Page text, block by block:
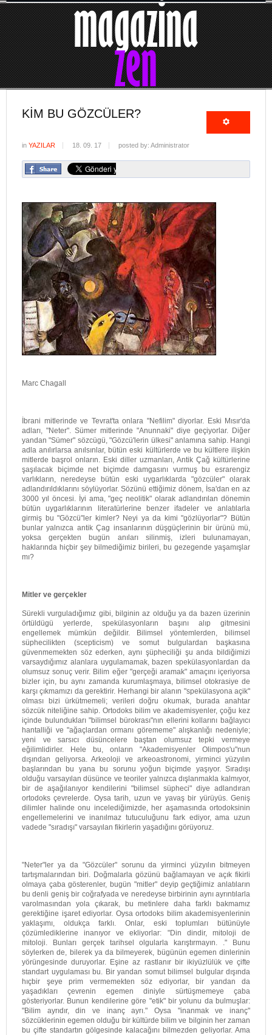
KIM BU GÖZCÜLER?
in YAZILAR 18. 09. 17 posted by: Administrator
Marc Chagall
İbrani mitlerinde ve Tevrat'ta onlara "Nefilim" diyorlar. Eski Mısır'da
adları, "Neter". Sümer mitlerinde "Anunnaki" diye geçiyorlar. Diğer
yandan "Sümer" sözcügü, "Gözcü'lerin ülkesi" anlamına sahip. Hangi
adla anılırlarsa anılsınlar, bütün eski kültürlerde ve bu kültlere ilişkin
mitlerde başrol onların. Eski diller uzmanları, Antik Çağ kültürlerine
şaşılacak biçimde net biçimde damgasını vurmuş bu esrarengiz
varlıkların, neredeyse bütün eski uygarlıklarda "gözcüler" olarak
adlandırıldıklarını söylüyorlar. Sözünü ettiğimiz dönem, İsa'dan en az
3000 yıl öncesi. İyi ama, "geç neolitik" olarak adlandırılan dönemin
bütün uygarlıklarının literatürlerine benzer ifadeler ve anlatılarla
girmiş bu "Gözcü"ler kimler? Neyi ya da kimi "gözlüyorlar"? Bütün
bunlar yalnızca antik Çag insanlarının düşgüçlerinin bir ürünü mü,
yoksa gerçekten bugün anıları silinmiş, izleri bulunamayan,
haklarında hiçbir şey bilmediğimiz birileri, bu gezegende yaşamışlar
mı?
Mitler ve gerçekler
Sürekli vurguladığımız gibi, bilginin az olduğu ya da bazen üzerinin
örtüldügü yerlerde, spekülasyonların başını alıp gitmesini
engellemek mümkün değildir. Bilimsel yöntemlerden, bilimsel
süphecilikten (scepticism) ve somut bulgulardan başkasına
güvenmemekten söz ederken, aynı şüpheciliği şu anda bildiğimizi
varsaydığımız alanlara uygulamamak, bazen spekülasyonlardan da
olumsuz sonuç verir. Bilim eğer "gerçeği aramak" amaçını içeriyorsa
bizler için, bu aynı zamanda kurumlaşmaya, bilimsel otokrasiye de
karşı çıkmamızı da gerektirir. Herhangi bir alanın "spekülasyona açik"
olması bizi ürkütmemeli; verileri doğru okumak, burada anahtar
sözcük niteliğine sahip. Ortodoks bilim ve akademisyenler, çoğu kez
içinde bulundukları "bilimsel bürokrası"nın ellerini kollarını bağlayıcı
hantalliği ve "ağaçlardan ormanı görememe" alışkanlığı nedeniyle;
yeni ve sarsıcı düsüncelere baştan olumsuz tepki vermeye
eğilimlidirler. Hele bu, onların "Akademisyenler Olimpos'u"nun
dışından geliyorsa. Arkeoloji ve arkeoastronomi, yirminci yüzyılın
başlarından bu yana bu sorunu yoğun biçimde yaşıyor. Sıradışı
olduğu varsayılan düsünce ve teoriler yalnızca dışlanmakla kalmıyor,
bir de aşağılanıyor kendilerini "bilimsel süpheci" diye adlandıran
ortodoks çevrelerde. Oysa tarih, uzun ve yavaş bir yürüyüs. Geniş
dilimler halinde onu incelediğimizde, her aşamasında ortodoksinin
engellemelerini ve inanılmaz tutuculuğunu fark ediyor, ama uzun
vadede "sıradışı" varsayılan fikirlerin yaşadığını görüyoruz.
"Neter"ler ya da "Gözcüler" sorunu da yirminci yüzyılın bitmeyen
tartışmalarından biri. Doğmalarla gözünü bağlamayan ve açık fikirli
olmaya çaba gösterenler, bugün "mitler" deyip geçtiğimiz anlatıların
bu denli geniş bir coğrafyada ve neredeyse birbirinin aynı ayrıntılarla
varolmasından yola çıkarak, bu metinlere daha farklı bakmamız
gerektiğine işaret ediyorlar. Oysa ortodoks bilim akademisyenlerinin
yaklaşımı, oldukça farklı. Onlar, eski toplumları bütünüyle
çözümlediklerine inanıyor ve ekliyorlar: "Din dindir, mitoloji de
mitoloji. Bunları gerçek tarihsel olgularla karıştırmayın. ." Bunu
söylerken de, bilerek ya da bilmeyerek, bügünün egemen dinlerinin
yörüngesinde duruyorlar. Eşine az rastlanır bir ikiyüzlülük ve çifte
standart uygulaması bu. Bir yandan somut bilimsel bulgular dışında
hıçbir şeye prim vermemekten söz ediyorlar, bir yandan da
yaşadıkları çevrenin egemen diniyle sürtüşmemeye çaba
gösteriyorlar. Bunun kendilerine göre "etik" bir yolunu da bulmuşlar:
"Bilim ayrıdır, din ve inanç ayrı." Oysa "inanmak ve inanç"
sözcüklerinin egemen olduğu bir kültürde bilim ve bilginin her zaman
bu çifte standartın gölgesinde kalacağını bilmezden geliyorlar. Ama